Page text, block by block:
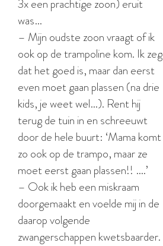
3x een prachtige zoon) eruit
was…
– Mijn oudste zoon vraagt of ik
ook op de trampoline kom. Ik zeg
dat het goed is, maar dan eerst
even moet gaan plassen (na drie
kids, je weet wel…). Rent hij
terug de tuin in en schreeuwt
door de hele buurt: ‘Mama komt
zo ook op de trampo, maar ze
moet eerst gaan plassen!! ….’
– Ook ik heb een miskraam
doorgemaakt en voelde mij in de
daarop volgende
zwangerschappen kwetsbaarder.